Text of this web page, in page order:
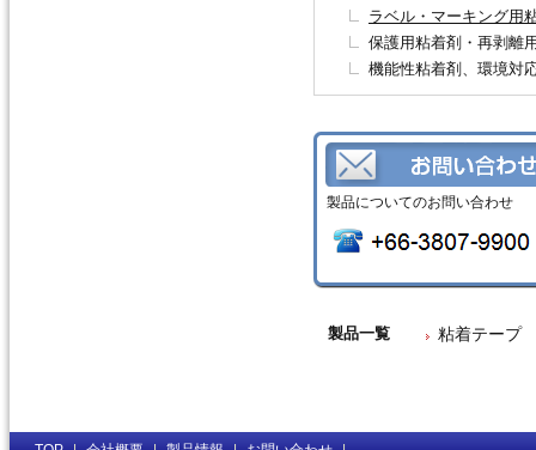
ラベル・マーキング用
保護用粘着剤・再剥離
機能性粘着剤、環境対
製品についてのお問い合わせ
製品一覧 粘着テープ